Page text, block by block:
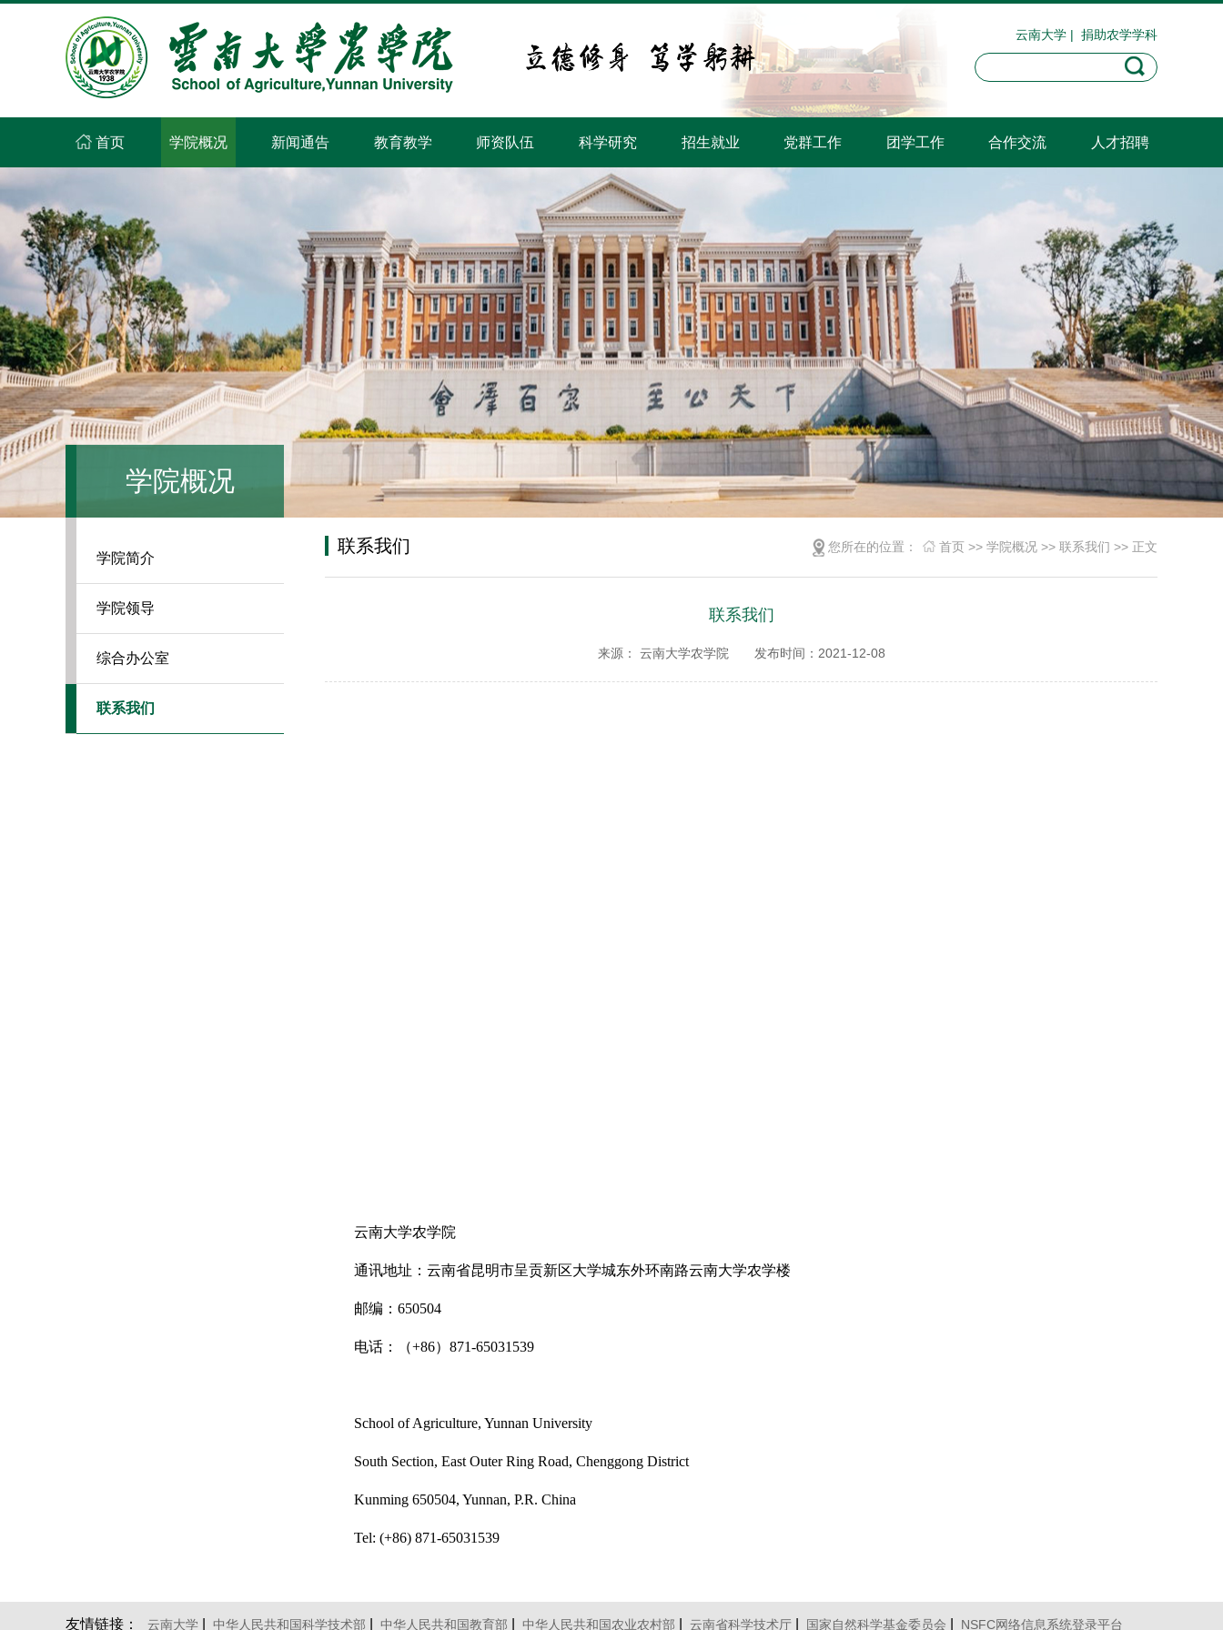
云南大学 | 捐助农学学科
首页 学院概况 新闻通告 教育教学 师资队伍 科学研究 招生就业 党群工作 团学工作 合作交流 人才招聘
学院概况
学院简介
学院领导
综合办公室
联系我们
您所在的位置： 首页 >> 学院概况 >> 联系我们 >> 正文
联系我们
联系我们
来源： 云南大学农学院 发布时间：2021-12-08
云南大学农学院
通讯地址：云南省昆明市呈贡新区大学城东外环南路云南大学农学楼
邮编：650504
电话：（+86）871-65031539
School of Agriculture, Yunnan University
South Section, East Outer Ring Road, Chenggong District
Kunming 650504, Yunnan, P.R. China
Tel: (+86) 871-65031539
云南大学 中华人民共和国科学技术部 中华人民共和国教育部 中华人民共和国农业农村部 云南省科学技术厅 国家自然科学基金委员会 NSFC网络信息系统登录平台
友情链接：